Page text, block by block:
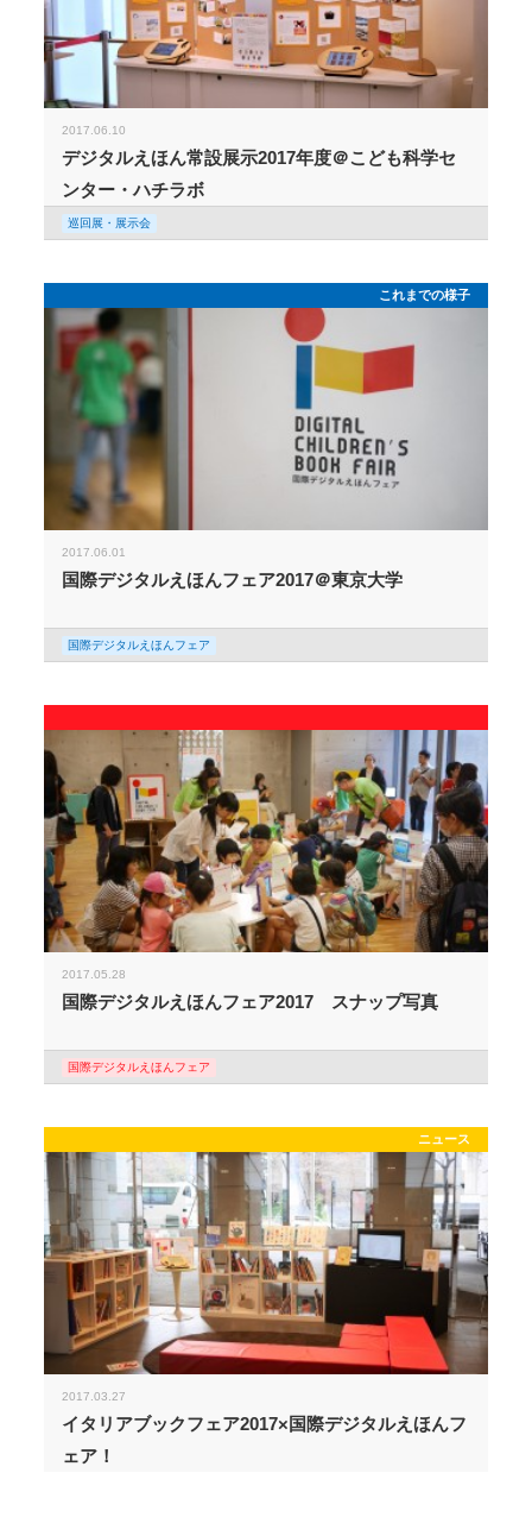
2017.06.10
デジタルえほん常設展示2017年度＠こども科学セ
ンター・ハチラボ
巡回展・展示会
これまでの様子
2017.06.01
国際デジタルえほんフェア2017＠東京大学
国際デジタルえほんフェア
2017.05.28
国際デジタルえほんフェア2017 スナップ写真
国際デジタルえほんフェア
ニュース
2017.03.27
イタリアブックフェア2017×国際デジタルえほんフ
ェア！